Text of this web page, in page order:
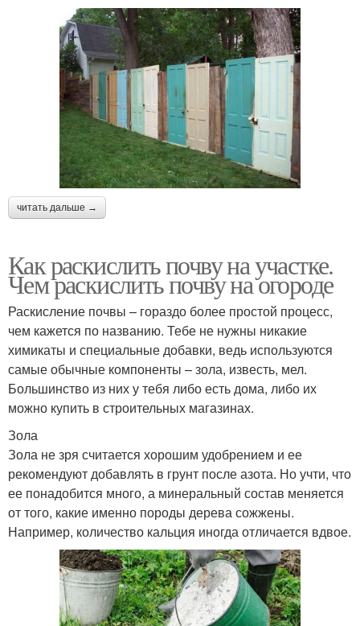
читать дальше →
Как раскислить почву на участке.
Чем раскислить почву на огороде
Раскисление почвы – гораздо более простой процесс,
чем кажется по названию. Тебе не нужны никакие
химикаты и специальные добавки, ведь используются
самые обычные компоненты – зола, известь, мел.
Большинство из них у тебя либо есть дома, либо их
можно купить в строительных магазинах.
Зола
Зола не зря считается хорошим удобрением и ее
рекомендуют добавлять в грунт после азота. Но учти, что
ее понадобится много, а минеральный состав меняется
от того, какие именно породы дерева сожжены.
Например, количество кальция иногда отличается вдвое.